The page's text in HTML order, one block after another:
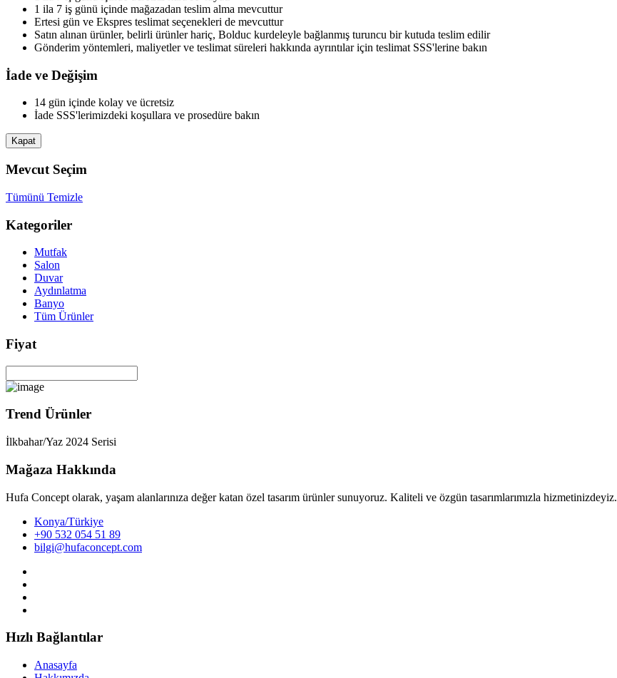
1 ila 7 iş günü içinde mağazadan teslim alma mevcuttur
Ertesi gün ve Ekspres teslimat seçenekleri de mevcuttur
Satın alınan ürünler, belirli ürünler hariç, Bolduc kurdeleyle bağlanmış turuncu bir kutuda teslim edilir
Gönderim yöntemleri, maliyetler ve teslimat süreleri hakkında ayrıntılar için teslimat SSS'lerine bakın
İade ve Değişim
14 gün içinde kolay ve ücretsiz
İade SSS'lerimizdeki koşullara ve prosedüre bakın
Kapat
Mevcut Seçim
Tümünü Temizle
Kategoriler
Mutfak
Salon
Duvar
Aydınlatma
Banyo
Tüm Ürünler
Fiyat
Trend Ürünler
İlkbahar/Yaz 2024 Serisi
Mağaza Hakkında
Hufa Concept olarak, yaşam alanlarınıza değer katan özel tasarım ürünler sunuyoruz. Kaliteli ve özgün tasarımlarımızla hizmetinizdeyiz.
Konya/Türkiye
+90 532 054 51 89
bilgi@hufaconcept.com
Hızlı Bağlantılar
Anasayfa